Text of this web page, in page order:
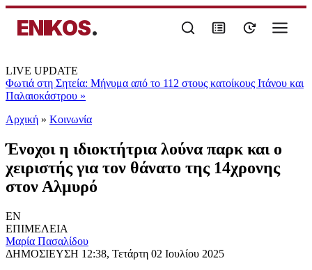
ENIKOS.
LIVE UPDATE
Φωτιά στη Σητεία: Μήνυμα από το 112 στους κατοίκους Ιτάνου και
Παλαιοκάστρου »
Αρχική » Κοινωνία
Ένοχοι η ιδιοκτήτρια λούνα παρκ και ο
χειριστής για τον θάνατο της 14χρονης
στον Αλμυρό
EN
ΕΠΙΜΕΛΕΙΑ
Μαρία Πασαλίδου
ΔΗΜΟΣΙΕΥΣΗ 12:38, Τετάρτη 02 Ιουλίου 2025